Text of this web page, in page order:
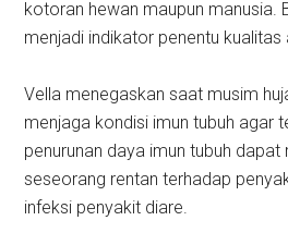
kotoran hewan maupun manusia.
menjadi indikator penentu kualitas
Vella menegaskan saat musim
menjaga kondisi imun tubuh agar
penurunan daya imun tubuh
seseorang rentan terhadap
infeksi penyakit diare.